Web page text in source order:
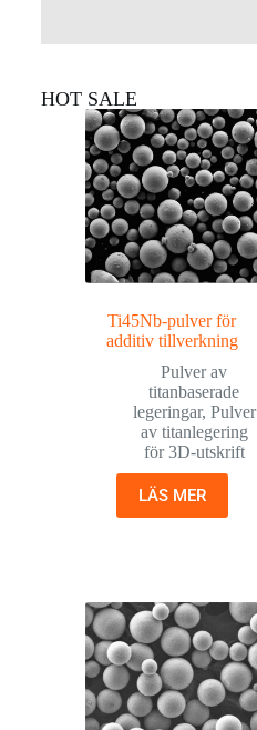
HOT SALE
Ti45Nb-pulver för
additiv tillverkning
Pulver av
titanbaserade
legeringar, Pulver
av titanlegering
för 3D-utskrift
LÄS MER